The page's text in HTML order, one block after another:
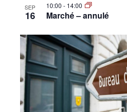
SEP
16
10:00 - 14:00
Marché – annulé